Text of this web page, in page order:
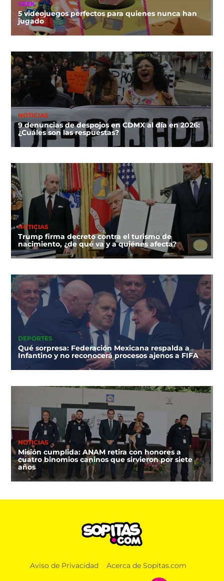
GEEK
5 videojuegos perfectos para quienes nunca han
jugado
NOTICIAS
9 denuncias de despojos en CDMX al día en 2026:
¿Cuáles son las respuestas?
NOTICIAS
Trump firma decreto contra el turismo de
nacimiento, ¿de qué va y a quiénes afecta?
DEPORTES
Qué sorpresa: Federación Mexicana respalda a
Infantino y no reconocerá procesos ajenos a FIFA
NOTICIAS
Misión cumplida: ANAM retira con honores a
cuatro binomios caninos que sirvieron por siete
años
Aviso de Privacidad Acerca de Sopitas.com